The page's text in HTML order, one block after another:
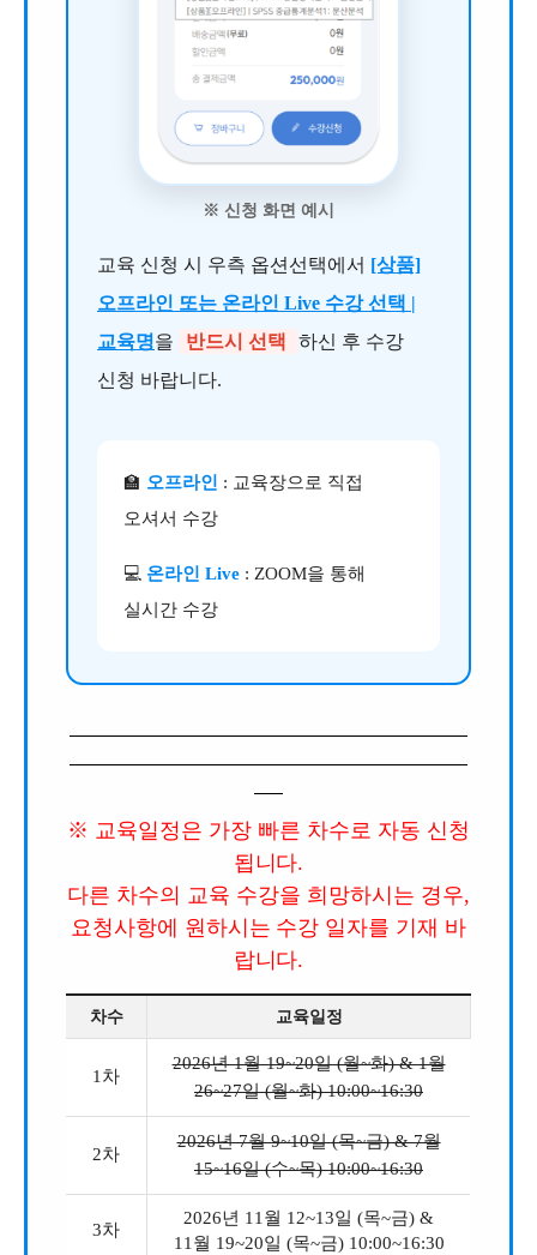
※ 신청 화면 예시
교육 신청 시 우측 옵션선택에서 [상품]
오프라인 또는 온라인 Live 수강 선택 |
교육명을 반드시 선택
하신 후 수강
신청 바랍니다.
🏫 오프라인 : 교육장으로 직접
오셔서 수강
💻 온라인 Live : ZOOM을 통해
실시간 수강
※ 교육일정은 가장 빠른 차수로 자동 신청
됩니다.
다른 차수의 교육 수강을 희망하시는 경우,
요청사항에 원하시는 수강 일자를 기재 바
랍니다.
차수 교육일정
1차
2026년 1월 19~20일 (월~화) & 1월
26~27일 (월~화) 10:00~16:30
2차
2026년 7월 9~10일 (목~금) & 7월
15~16일 (수~목) 10:00~16:30
3차
2026년 11월 12~13일 (목~금) &
11월 19~20일 (목~금) 10:00~16:30